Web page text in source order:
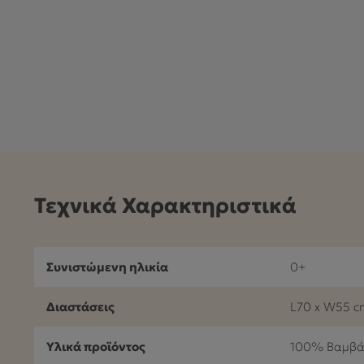
Τεχνικά Χαρακτηριστικά
Συνιστώμενη ηλικία 0+
Διαστάσεις L70 x W55
Υλικά προϊόντος 100%